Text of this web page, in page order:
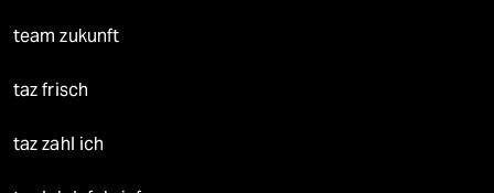
team zukunft
taz frisch
taz zahl ich